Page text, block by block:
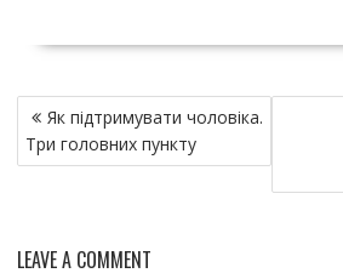
Н
а
в
Як підтримувати чоловіка.
Три головних пункту
LEAVE A COMMENT